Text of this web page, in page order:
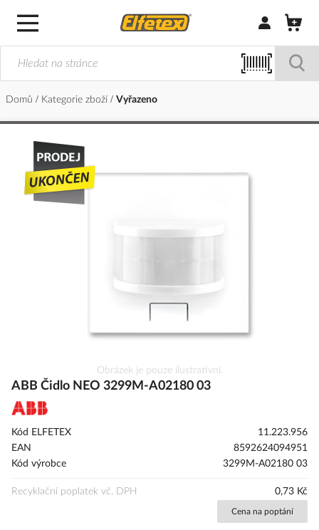
Přihlásit/
Domů Kategorie zboží Vyřazeno
konec
galerie
na
galerie
s
Obrázek je pouze ilustrativní.
ABB Čidlo NEO 3299M-A02180 03
Kód ELFETEX
11.223.956
EAN
8592624094951
Kód výrobce
3299M-A02180 03
Recyklační poplatek vč. DPH 0,73 Kč
Cena na poptání